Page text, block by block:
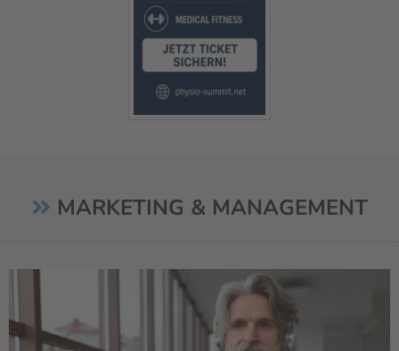
MARKETING & MANAGEMENT